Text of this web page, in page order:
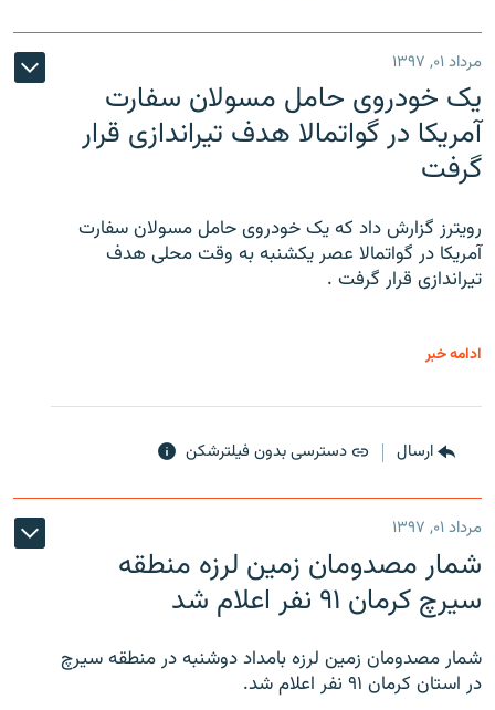
مرداد ۰۱, ۱۳۹۷
یک خودروی حامل مسولان سفارت
آمریکا در گواتمالا هدف تیراندازی قرار
گرفت
رویترز گزارش داد که یک خودروی حامل مسولان سفارت
آمریکا در گواتمالا عصر یکشنبه به وقت محلی هدف
تیراندازی قرار گرفت .
ادامه خبر
ارسال دسترسی بدون فیلترشکن
مرداد ۰۱, ۱۳۹۷
شمار مصدومان زمین لرزه منطقه
سیرچ کرمان ۹۱ نفر اعلام شد
شمار مصدومان زمین لرزه بامداد دوشنبه در منطقه سیرچ
در استان کرمان ۹۱ نفر اعلام شد.